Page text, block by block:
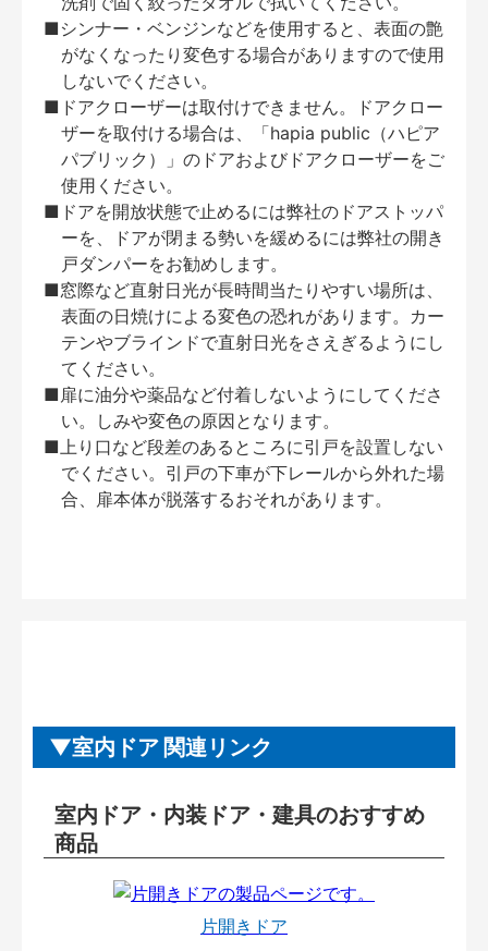
■シンナー・ベンジンなどを使用すると、表面の艶
がなくなったり変色する場合がありますので使用
しないでください。
■ドアクローザーは取付けできません。ドアクロー
ザーを取付ける場合は、「hapia public（ハピア
パブリック）」のドアおよびドアクローザーをご
使用ください。
■ドアを開放状態で止めるには弊社のドアストッパ
ーを、ドアが閉まる勢いを緩めるには弊社の開き
戸ダンパーをお勧めします。
■窓際など直射日光が長時間当たりやすい場所は、
表面の日焼けによる変色の恐れがあります。カー
テンやブラインドで直射日光をさえぎるようにし
てください。
■扉に油分や薬品など付着しないようにしてくださ
い。しみや変色の原因となります。
■上り口など段差のあるところに引戸を設置しない
でください。引戸の下車が下レールから外れた場
合、扉本体が脱落するおそれがあります。
室内ドア 関連リンク
室内ドア・内装ドア・建具のおすすめ
商品
片開きドア